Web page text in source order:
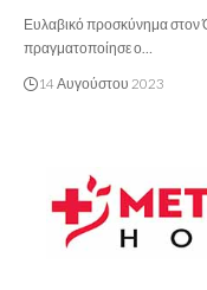
Ευλαβικό προσκύνημα στον
πραγματοποίησε ο…
14 Αυγούστου 2023